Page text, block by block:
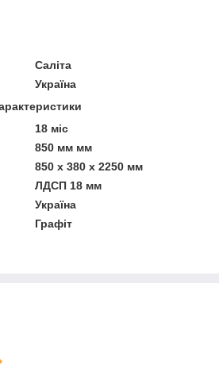
Саліта
Україна
18 міс
850 мм мм
850 x 380 x 2250 мм
ЛДСП 18 мм
Україна
Графіт